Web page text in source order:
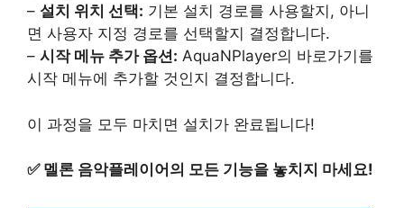
– 설치 위치 선택: 기본 설치 경로를 사용할지, 아니
면 사용자 지정 경로를 선택할지 결정합니다.
– 시작 메뉴 추가 옵션: AquaNPlayer의 바로가기를
시작 메뉴에 추가할 것인지 결정합니다.
이 과정을 모두 마치면 설치가 완료됩니다!
✅ 멜론 음악플레이어의 모든 기능을 놓치지 마세요!